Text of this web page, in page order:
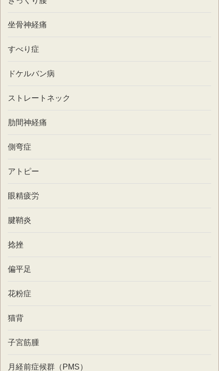
坐骨神経痛
すべり症
ドケルバン病
ストレートネック
肋間神経痛
側弯症
アトピー
眼精疲労
腱鞘炎
捻挫
偏平足
花粉症
猫背
子宮筋腫
月経前症候群（PMS）